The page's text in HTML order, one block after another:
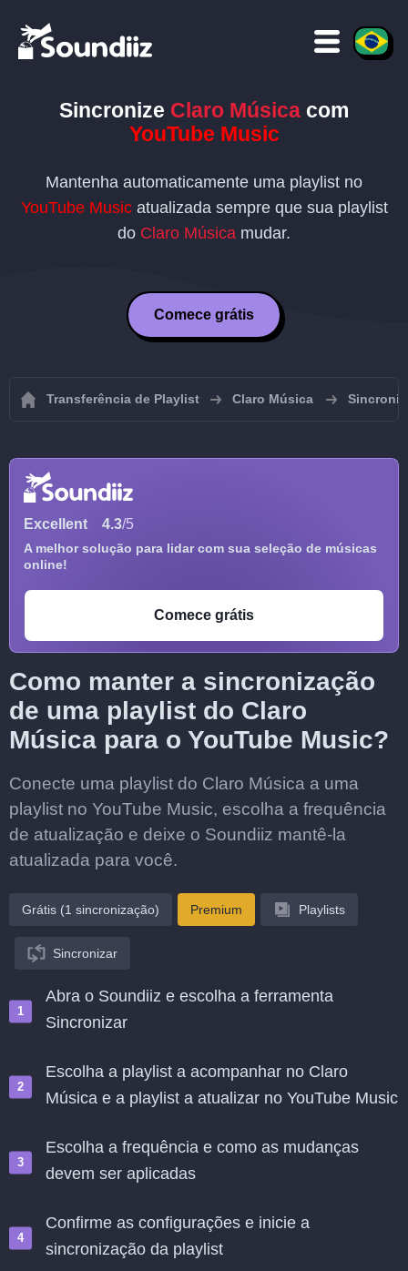
Sincronize Claro Música com
YouTube Music
Mantenha automaticamente uma playlist no
YouTube Musicatualizada sempre que sua playlist
do Claro Música mudar.
Comece grátis
Transferência de Playlist Claro Música
Excellent 4.3/5
A melhor solução para lidar com sua seleção de músicas
online!
Comece grátis
Como manter a sincronização
de uma playlist do Claro
Música para o YouTube Music?
Conecte uma playlist do Claro Música a uma
playlist no YouTube Music, escolha a frequência
de atualização e deixe o Soundiiz mantê-la
atualizada para você.
Grátis (1 sincronização) Premium Playlists
Sincronizar
Abra o Soundiiz e escolha a ferramenta
Sincronizar
Escolha a playlist a acompanhar no Claro
Música e a playlist a atualizar no YouTube Music
Escolha a frequência e como as mudanças
devem ser aplicadas
Confirme as configurações e inicie a
sincronização da playlist